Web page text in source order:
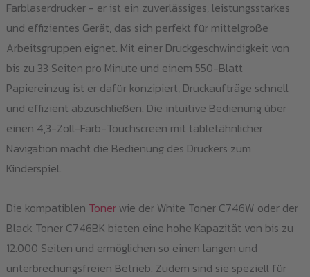
Farblaserdrucker - er ist ein zuverlässiges, leistungsstarkes
und effizientes Gerät, das sich perfekt für mittelgroße
Arbeitsgruppen eignet. Mit einer Druckgeschwindigkeit von
bis zu 33 Seiten pro Minute und einem 550-Blatt
Papiereinzug ist er dafür konzipiert, Druckaufträge schnell
und effizient abzuschließen. Die intuitive Bedienung über
einen 4,3-Zoll-Farb-Touchscreen mit tabletähnlicher
Navigation macht die Bedienung des Druckers zum
Kinderspiel.
Die kompatiblen Tonerwie der White Toner C746W oder der
Black Toner C746BK bieten eine hohe Kapazität von bis zu
12.000 Seiten und ermöglichen so einen langen und
unterbrechungsfreien Betrieb. Zudem sind sie speziell für